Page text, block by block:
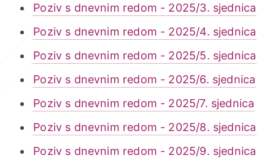
Poziv s dnevnim redom - 2025/3. sjednica
Poziv s dnevnim redom - 2025/4. sjednica
Poziv s dnevnim redom - 2025/5. sjednica
Poziv s dnevnim redom - 2025/6. sjednica
Poziv s dnevnim redom - 2025/7. sjednica
Poziv s dnevnim redom - 2025/8. sjednica
Poziv s dnevnim redom - 2025/9. sjednica
e-Zdravstveno
Projekti